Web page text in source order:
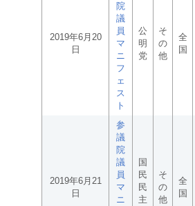
2019年6月20
日
院
議
員
マ
ニ
フ
ェ
ス
ト
公
明
党
そ
の
他
全
国
2019年6月21
日
参
議
院
議
員
マ
ニ
国
民
民
主
そ
の
他
全
国